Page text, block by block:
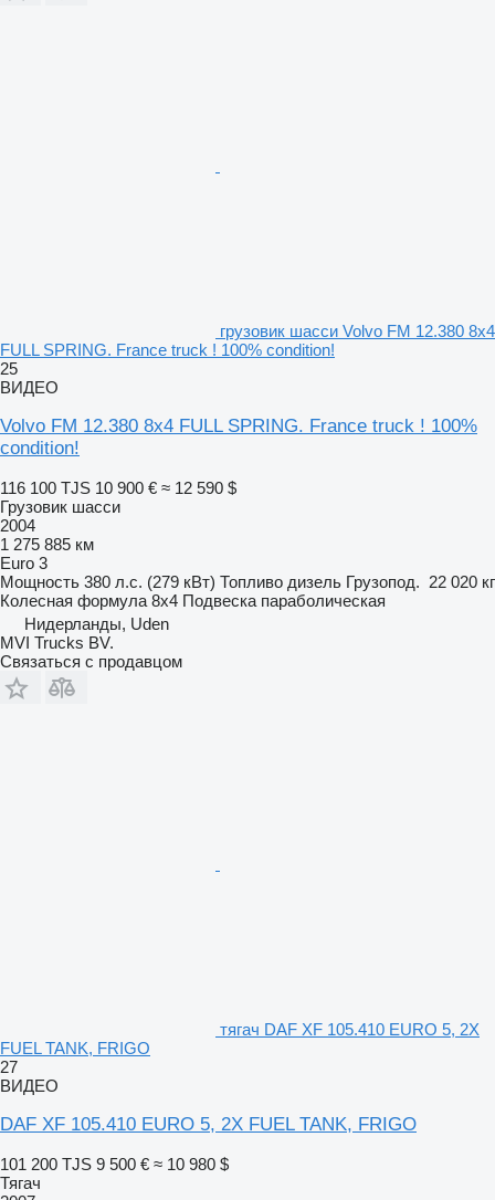
грузовик шасси Volvo FM 12.380 8x4
FULL SPRING. France truck ! 100% condition!
25
ВИДЕО
Volvo FM 12.380 8x4 FULL SPRING. France truck ! 100%
condition!
116 100 TJS 10 900 € ≈ 12 590 $
Грузовик шасси
2004
1 275 885 км
Euro 3
Мощность 380 л.с. (279 кВт) Топливо дизель Грузопод. 22 020 кг
Колесная формула 8x4 Подвеска параболическая
Нидерланды, Uden
MVI Trucks BV.
Связаться с продавцом
тягач DAF XF 105.410 EURO 5, 2X
FUEL TANK, FRIGO
27
ВИДЕО
DAF XF 105.410 EURO 5, 2X FUEL TANK, FRIGO
101 200 TJS 9 500 € ≈ 10 980 $
Тягач